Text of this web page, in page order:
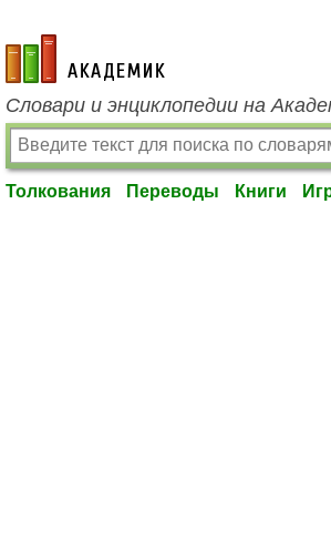
academic.ru
Словари и энциклопедии на
Толкования Переводы Книги